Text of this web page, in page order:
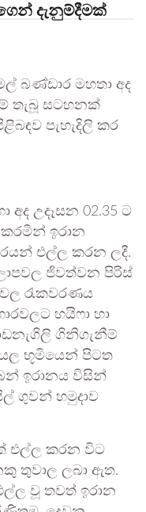
දැනුම්දීමක්
බණ්ඩාර මහතා අද
තැබූ සටහනක්
පැහැදිලි කර
අද උදෑසන 02.35 ට
කරමින් ඉරාන
එල්ල කරන ලදී.
ජිවත්වන පිරිස්
රැකවරණය
හයිෆා හා
ගිනිගැනීම්
භූමියෙන් පිටත
ඉරානය විසින්
ගුවන් හමුදාව
එල්ල කරන විට
තුවාල ලබා ඇත.
වූ තවත් ඉරාන